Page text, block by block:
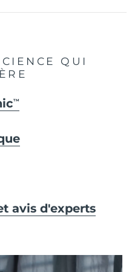
QUI
TM
avis d'experts